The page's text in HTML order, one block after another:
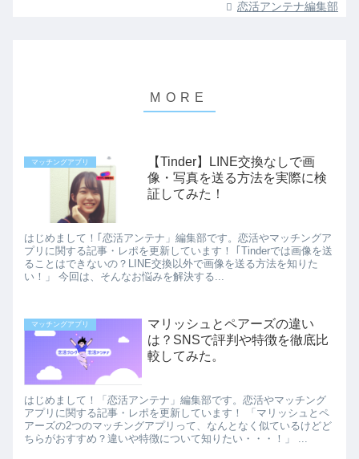
恋活アンテナ編集部
マッチングアプリ
【Tinder】LINE交換なしで画
像・写真を送る方法を実際に検
証してみた！
はじめまして！｢恋活アンテナ」編集部です。恋活やマッチングア
プリに関する記事・レポを更新しています！ ｢Tinderでは画像を送
ることはできないの？LINE交換以外で画像を送る方法を知りた
い！」 今回は、そんなお悩みを解決する...
マッチングアプリ
マリッシュとペアーズの違い
は？SNSで評判や特徴を徹底比
較してみた。
はじめまして！「恋活アンテナ」編集部です。恋活やマッチング
アプリに関する記事・レポを更新しています！ 「マリッシュとペ
アーズの2つのマッチングアプリって、なんとなく似ているけどど
ちらがおすすめ？違いや特徴について知りたい・・・！」 ...